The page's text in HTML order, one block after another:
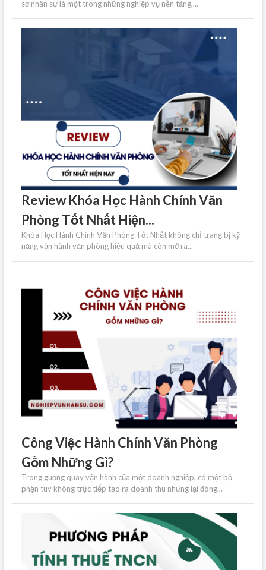
sơ nhân sự là một trong những nghiệp vụ nền tảng,...
Review Khóa Học Hành Chính Văn
Phòng Tốt Nhất Hiện...
Khóa Học Hành Chính Văn Phòng Tốt Nhất không chỉ trang bị kỹ
năng vận hành văn phòng hiệu quả mà còn mở ra...
Công Việc Hành Chính Văn Phòng
Gồm Những Gì?
Trong guồng quay vận hành của một doanh nghiệp, có một bộ
phận tuy không trực tiếp tạo ra doanh thu nhưng lại đóng...